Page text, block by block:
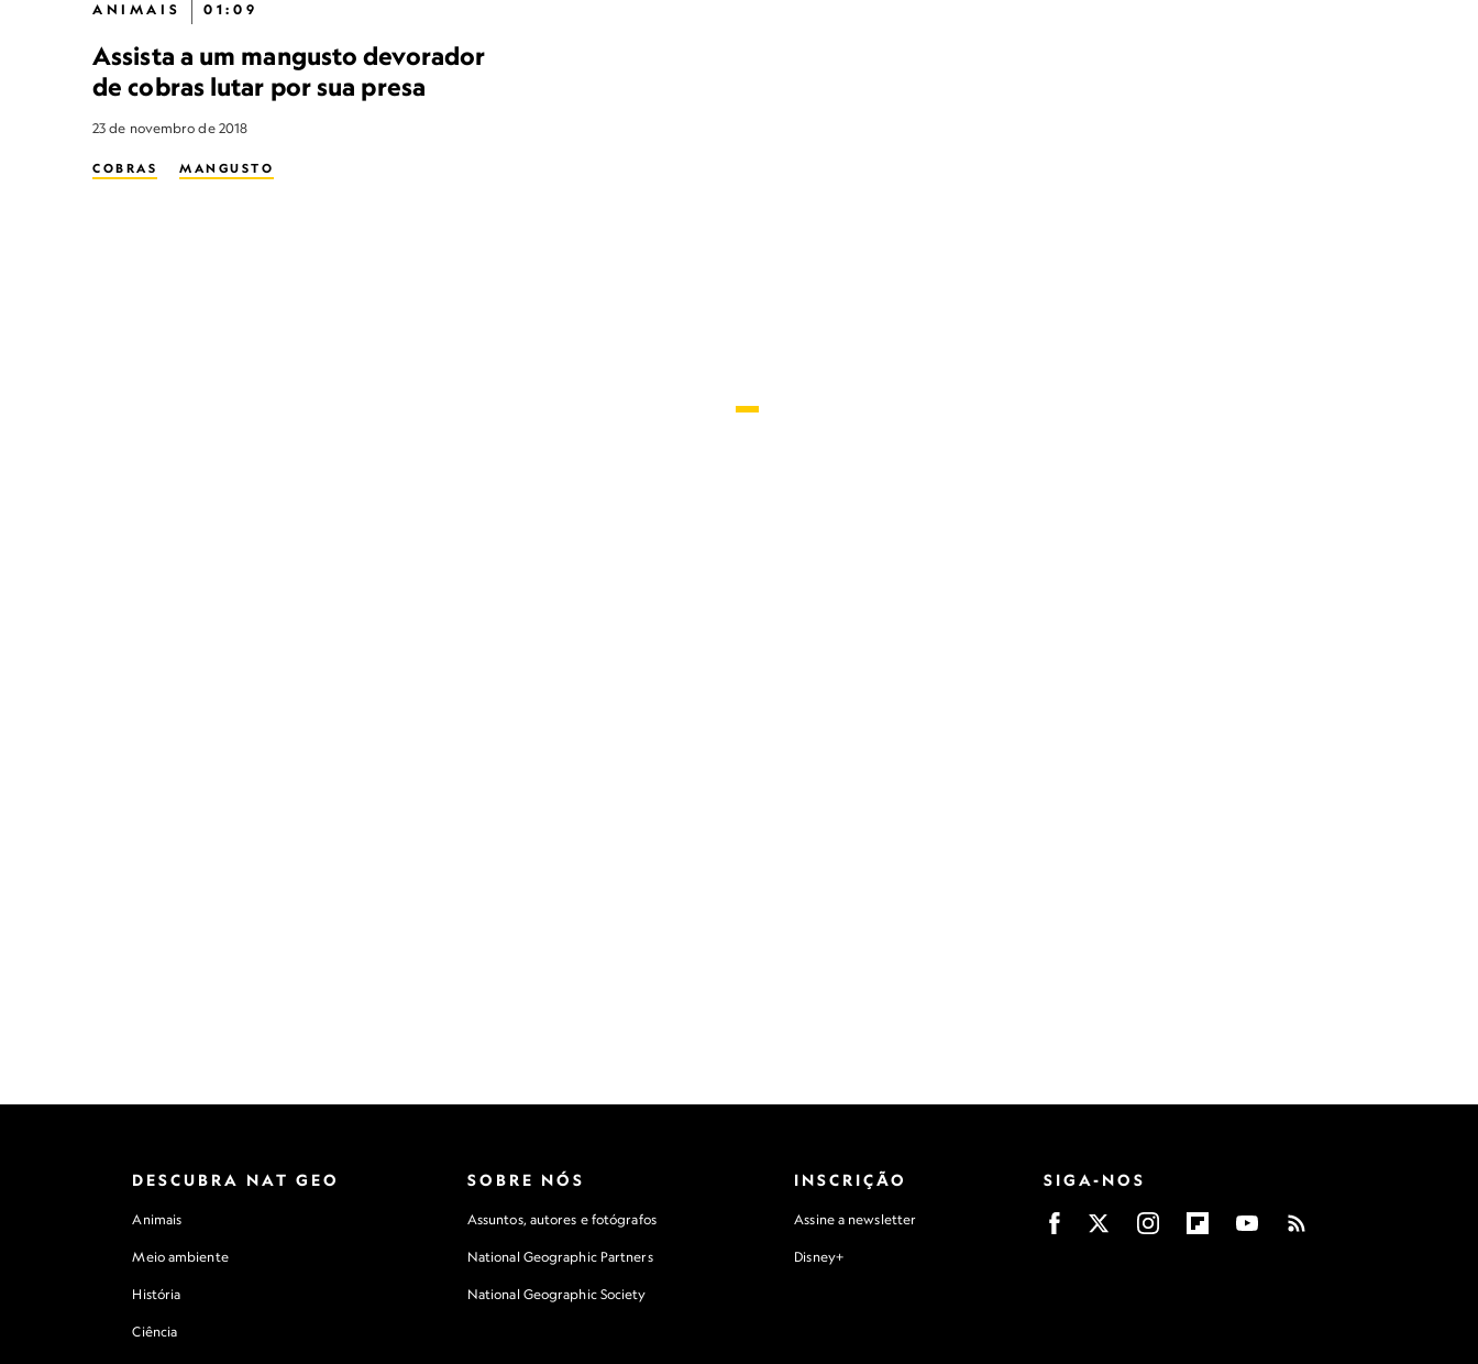
ANIMAIS 01:09
Assista a um mangusto devorador
de cobras lutar por sua presa
23 de novembro de 2018
COBRAS MANGUSTO
DESCUBRA NAT GEO
Animais
Meio ambiente
História
Ciência
SOBRE NÓS
Assuntos, autores e fotógrafos
National Geographic Partners
National Geographic Society
INSCRIÇÃO
Assine a newsletter
Disney+
SIGA-NOS